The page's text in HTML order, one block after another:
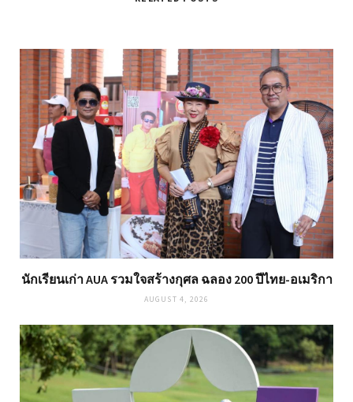
นักเรียนเก่า AUA รวมใจสร้างกุศล ฉลอง 200 ปีไทย-อเมริกา
AUGUST 4, 2026